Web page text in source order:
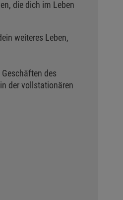
die dich im Leben
weiteres Leben,
des
der vollstationären